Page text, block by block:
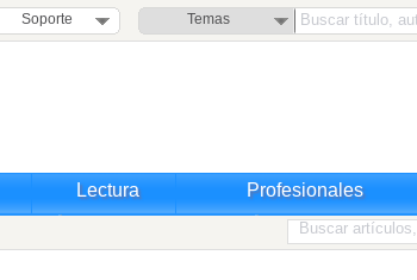
Soporte Temas
Lectura Profesionales